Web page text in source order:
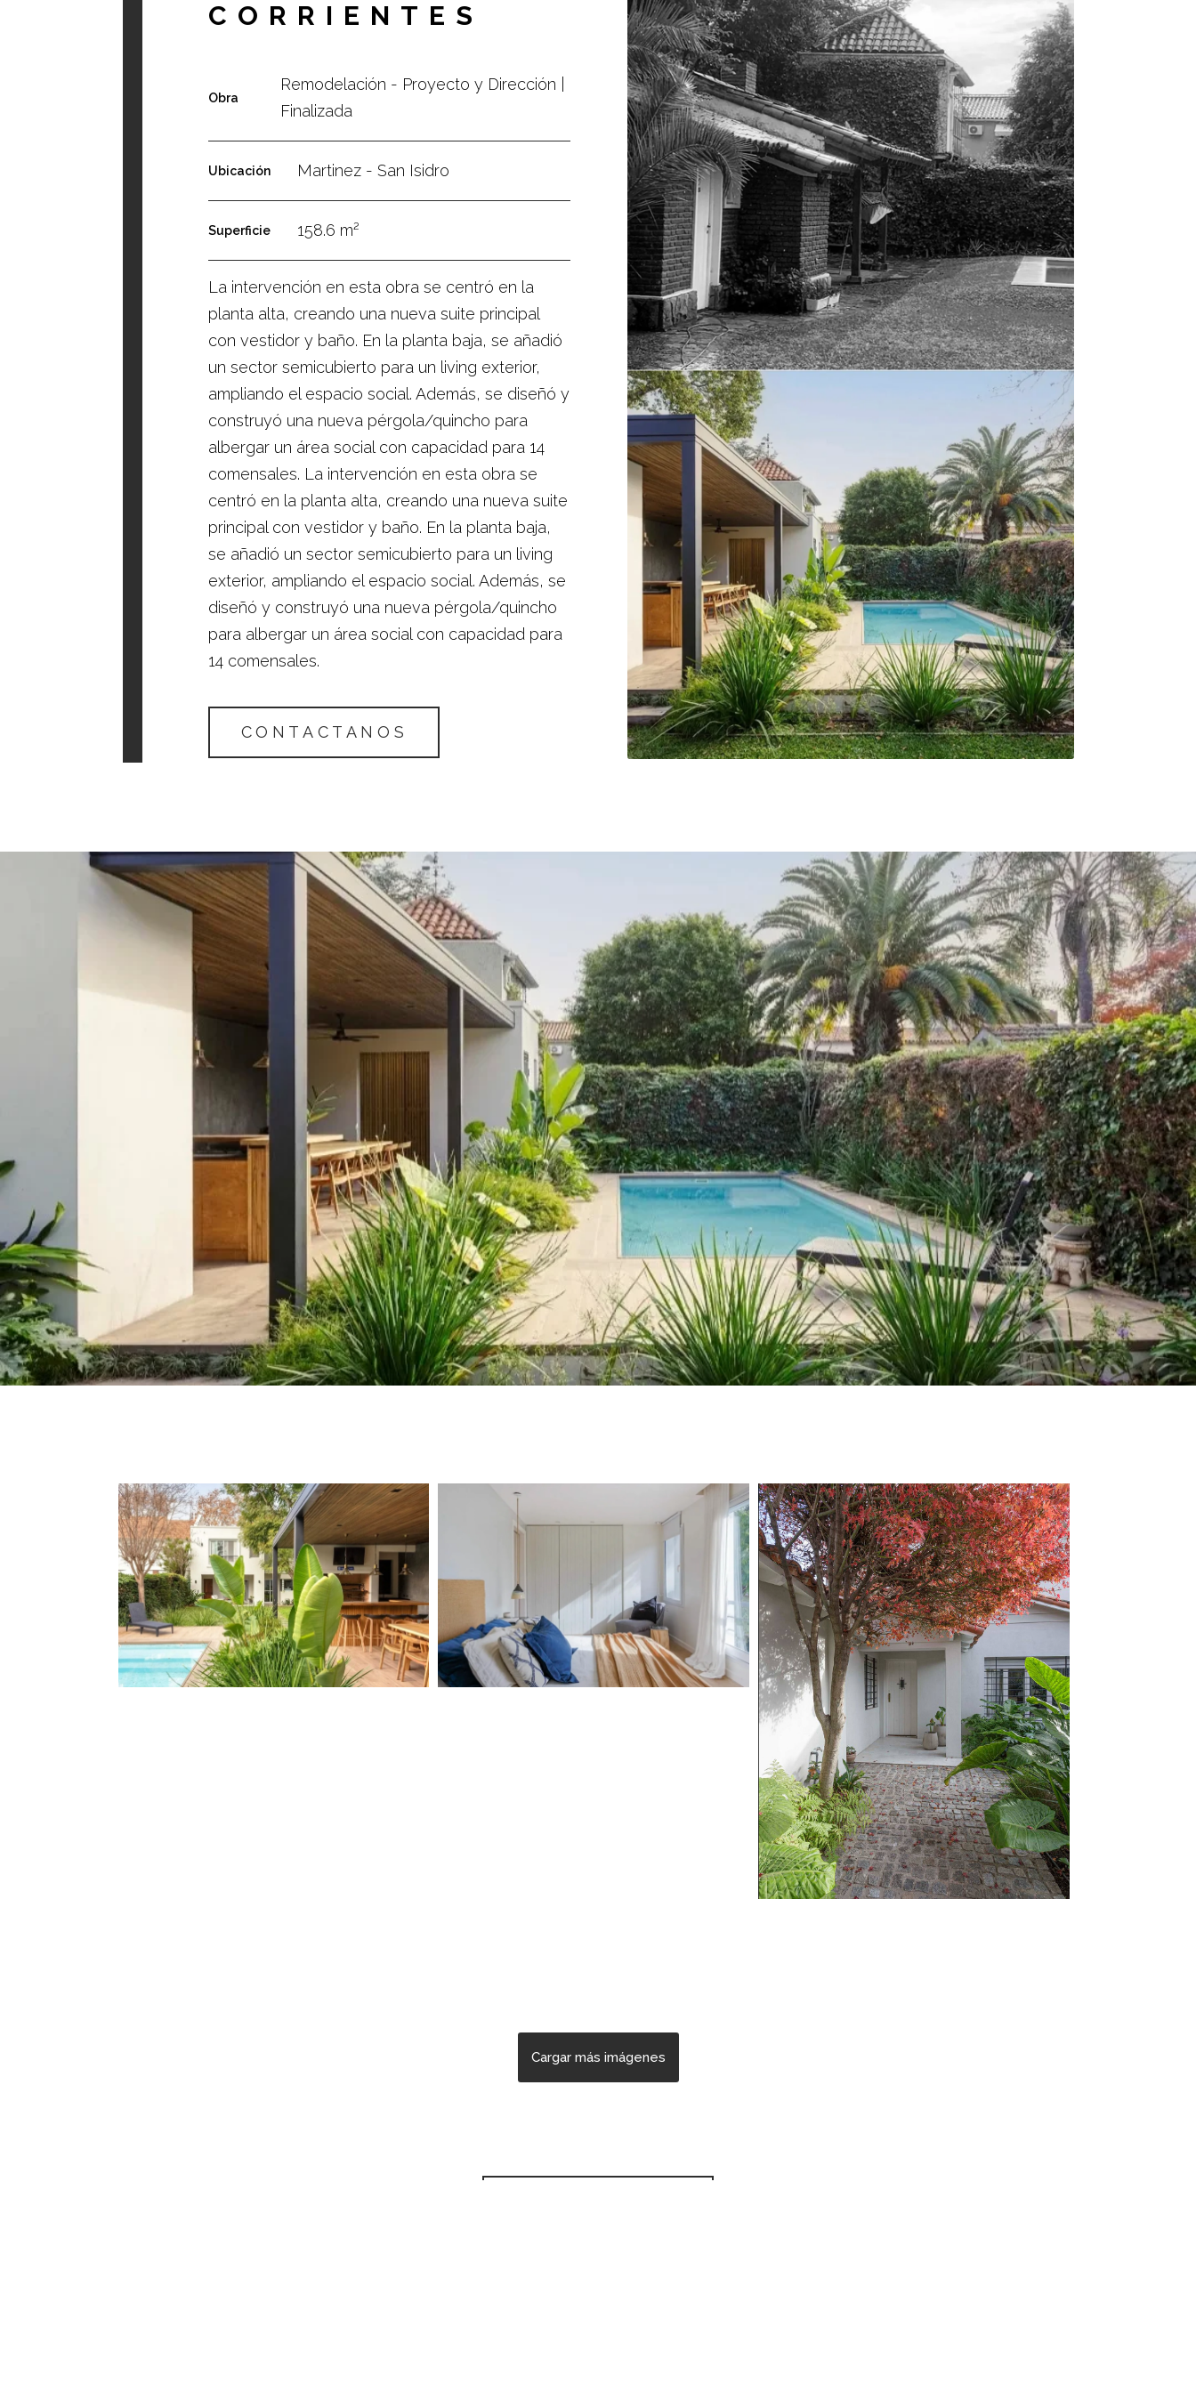
CORRIENTES
Obra
Remodelación - Proyecto y Dirección |
Finalizada
Ubicación Martinez - San Isidro
Superficie 158.6 m²
La intervención en esta obra se centró en la
planta alta, creando una nueva suite principal
con vestidor y baño. En la planta baja, se añadió
un sector semicubierto para un living exterior,
ampliando el espacio social. Además, se diseñó y
construyó una nueva pérgola/quincho para
albergar un área social con capacidad para 14
comensales. La intervención en esta obra se
centró en la planta alta, creando una nueva suite
principal con vestidor y baño. En la planta baja,
se añadió un sector semicubierto para un living
exterior, ampliando el espacio social. Además, se
diseñó y construyó una nueva pérgola/quincho
para albergar un área social con capacidad para
14 comensales.
CONTACTANOS
Cargar más imágenes